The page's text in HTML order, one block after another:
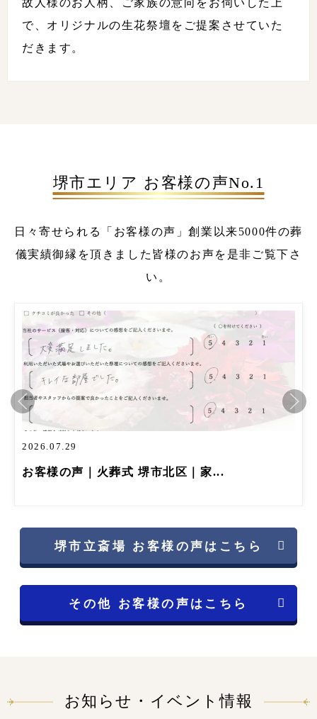
故人様のお人柄、ご家族の意向をお伺いした上
で、オリジナルの生花祭壇をご提案させていた
だきます。
堺市エリア お客様の声No.1
日々寄せられる「お客様の声」創業以来5000件の葬
儀実績御縁を頂きました皆様のお声を是非ご覧下さ
い。
2026.07.29
お客様の声｜火葬式 堺市北区｜家...
堺市立斎場 お客様の声はこちら
その他 お客様の声はこちら
お知らせ・イベント情報